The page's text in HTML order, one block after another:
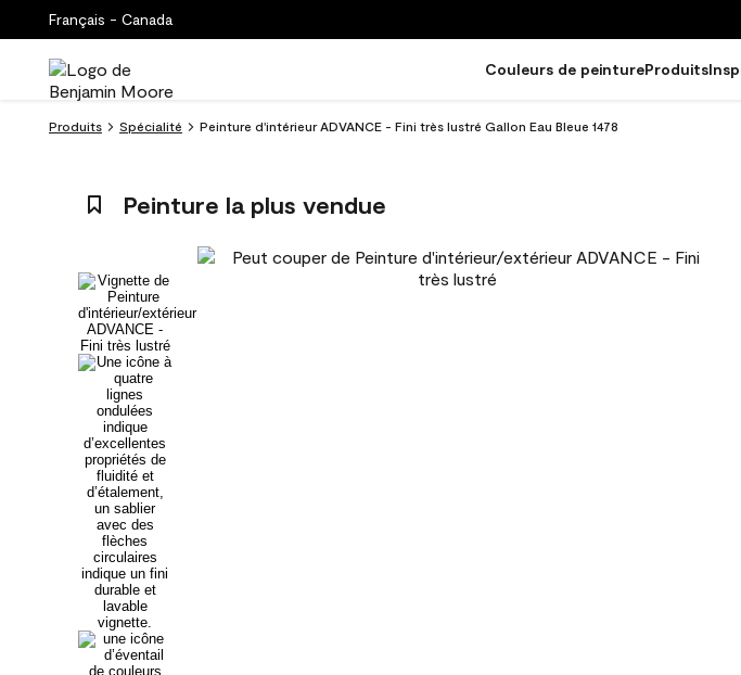
Français - Canada
Couleurs de peintureProduits
Produits Spécialité Peinture d'intérieur ADVANCE - Fini très lustré Gallon Eau Bleue 1478
Peinture la plus vendue